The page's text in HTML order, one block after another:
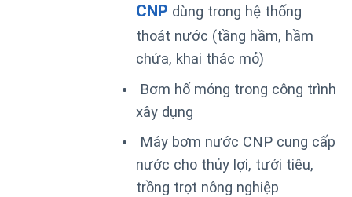
CNP dùng trong hệ thống
thoát nước (tầng hầm, hầm
chứa, khai thác mỏ)
Bơm hố móng trong công trình
xây dụng
Máy bơm nước CNP cung cấp
nước cho thủy lợi, tưới tiêu,
trồng trọt nông nghiệp